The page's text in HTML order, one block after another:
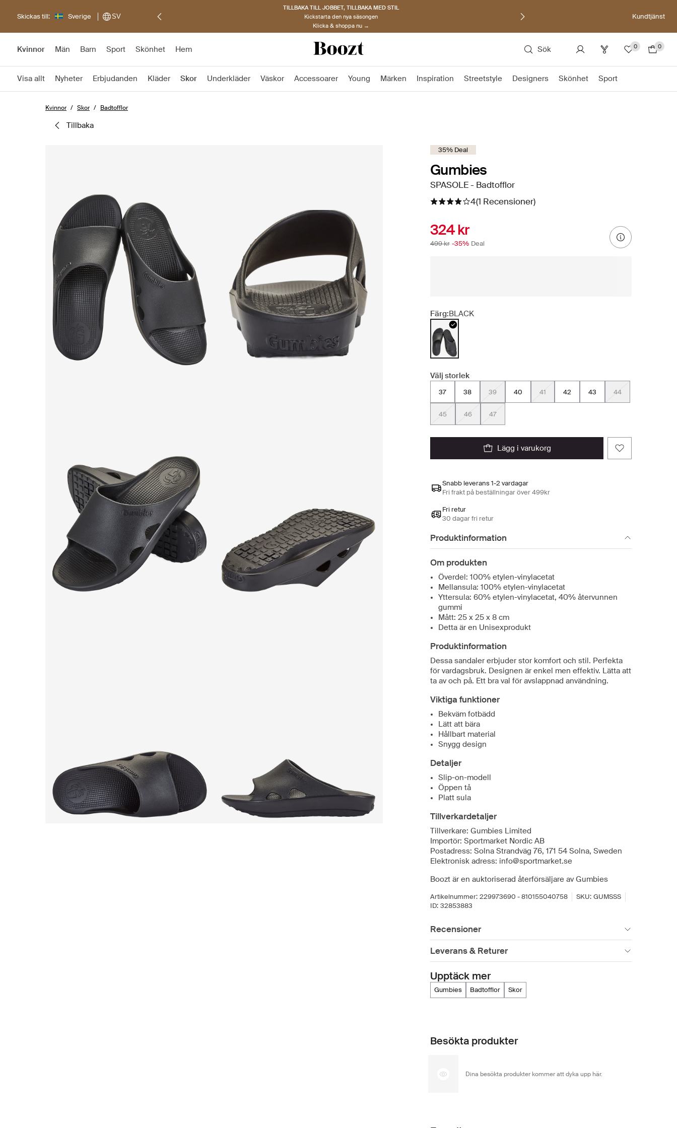
Skickas till: Sverige SV
TILLBAKA TILL JOBBET, TILLBAKA MED STIL
Kickstarta den nya säsongen
Klicka & shoppa nu →
Kundtjänst
Kvinnor Män Barn Sport Skönhet Hem Sök 0 0
Visa allt Nyheter Erbjudanden Kläder Skor Underkläder Väskor Accessoarer Young Märken Inspiration Streetstyle Designers Skönhet Sport
Kvinnor Skor Badtofflor
tillbaka
35% Deal
Gumbies
SPASOLE - Badtofflor
4(1 Recensioner)
324 kr
499 kr -35% Deal
Färg:BLACK
Välj storlek
37 38 39 40 41 42 43 44
45 46 47
lägg i varukorg
Snabb leverans 1-2 vardagar
Fri frakt på beställningar över 499kr
Fri retur
30 dagar fri retur
Produktinformation
Om produkten
Överdel: 100% etylen-vinylacetat
Mellansula: 100% etylen-vinylacetat
Yttersula: 60% etylen-vinylacetat, 40% återvunnen
gummi
Mått: 25 x 25 x 8 cm
Detta är en Unisexprodukt
Produktinformation
Dessa sandaler erbjuder stor komfort och stil. Perfekta
för vardagsbruk. Designen är enkel men effektiv. Lätta att
ta av och på. Ett bra val för avslappnad användning.
Viktiga funktioner
Bekväm fotbädd
Lätt att bära
Hållbart material
Snygg design
Detaljer
Slip-on-modell
Öppen tå
Platt sula
Tillverkardetaljer
Tillverkare: Gumbies Limited
Importör: Sportmarket Nordic AB
Postadress: Solna Strandväg 76, 171 54 Solna, Sweden
Elektronisk adress: info@sportmarket.se
Boozt är en auktoriserad återförsäljare av Gumbies
Artikelnummer: 229973690 - 810155040758 SKU: GUMSSS
ID: 32853883
Recensioner
Leverans & Returer
Upptäck mer
gumbies badtofflor skor
Besökta produkter
Dina besökta produkter kommer att dyka upp här.